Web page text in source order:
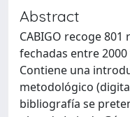
Abstract
CABIGO recoge
fechadas entre
Contiene una
metodológico
bibliografía se